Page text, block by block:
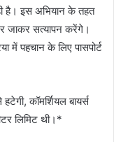
है। इस अभियान के तहत
जाकर सत्यापन करेंगे।
में पहचान के लिए पासपोर्ट
कॉमर्शियल बायर्स
लिमिट थी।*